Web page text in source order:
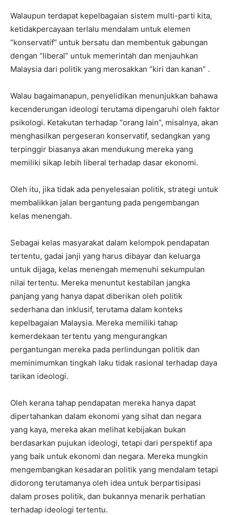
Walaupun terdapat kepelbagaian sistem multi-parti kita,
ketidakpercayaan terlalu mendalam untuk elemen
“konservatif” untuk bersatu dan membentuk gabungan
dengan “liberal” untuk memerintah dan menjauhkan
Malaysia dari politik yang merosakkan “kiri dan kanan” .
Walau bagaimanapun, penyelidikan menunjukkan bahawa
kecenderungan ideologi terutama dipengaruhi oleh faktor
psikologi. Ketakutan terhadap “orang lain”, misalnya, akan
menghasilkan pergeseran konservatif, sedangkan yang
terpinggir biasanya akan mendukung mereka yang
memiliki sikap lebih liberal terhadap dasar ekonomi.
Oleh itu, jika tidak ada penyelesaian politik, strategi untuk
membalikkan jalan bergantung pada pengembangan
kelas menengah.
Sebagai kelas masyarakat dalam kelompok pendapatan
tertentu, gadai janji yang harus dibayar dan keluarga
untuk dijaga, kelas menengah memenuhi sekumpulan
nilai tertentu. Mereka menuntut kestabilan jangka
panjang yang hanya dapat diberikan oleh politik
sederhana dan inklusif, terutama dalam konteks
kepelbagaian Malaysia. Mereka memiliki tahap
kemerdekaan tertentu yang mengurangkan
pergantungan mereka pada perlindungan politik dan
meminimumkan tingkah laku tidak rasional terhadap daya
tarikan ideologi.
Oleh kerana tahap pendapatan mereka hanya dapat
dipertahankan dalam ekonomi yang sihat dan negara
yang kaya, mereka akan melihat kebijakan bukan
berdasarkan pujukan ideologi, tetapi dari perspektif apa
yang baik untuk ekonomi dan negara. Mereka mungkin
mengembangkan kesadaran politik yang mendalam tetapi
didorong terutamanya oleh idea untuk berpartisipasi
dalam proses politik, dan bukannya menarik perhatian
terhadap ideologi tertentu.